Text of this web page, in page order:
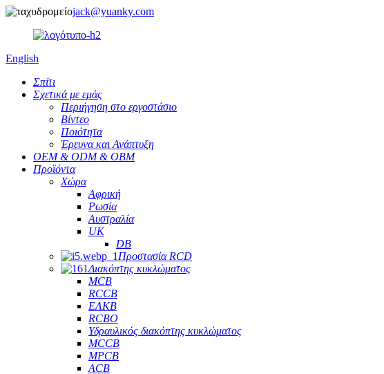
jack@yuanky.com
English
Σπίτι
Σχετικά με εμάς
Περιήγηση στο εργοστάσιο
Βίντεο
Ποιότητα
Έρευνα και Ανάπτυξη
OEM & ODM & OBM
Προϊόντα
Χώρα
Αφρική
Ρωσία
Αυστραλία
UK
DB
Προστασία RCD
Διακόπτης κυκλώματος
MCB
RCCB
ΕΛΚΒ
RCBO
Υδραυλικός διακόπτης κυκλώματος
MCCB
MPCB
ACB